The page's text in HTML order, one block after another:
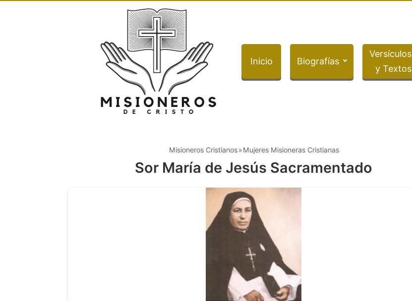
Inicio Biografías
Versículos
y Textos
Misioneros Cristianos Mujeres Misioneras Cristianas
Sor María de Jesús Sacramentado